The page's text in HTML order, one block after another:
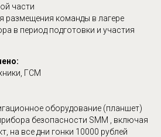
части
размещения команды в лагере
в период подготовки и участия
ГСМ
оборудование (планшет)
безопасности SMM , включая
на все дни гонки 10000 рублей